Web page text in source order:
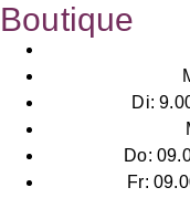
Boutique
Di:
Do:
Fr: